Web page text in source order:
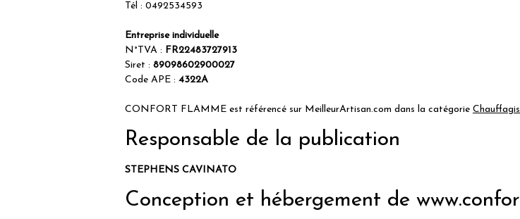
Tél : 0492534593
Entreprise individuelle
N°TVA : FR22483727913
Siret : 89098602900027
Code APE : 4322A
CONFORT FLAMME est référencé sur MeilleurArtisan.com dans la catégorie
Responsable de la publication
STEPHENS CAVINATO
Conception et hébergement de